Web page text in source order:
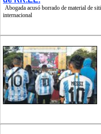
Abogada acusó borrado de material de
internacional